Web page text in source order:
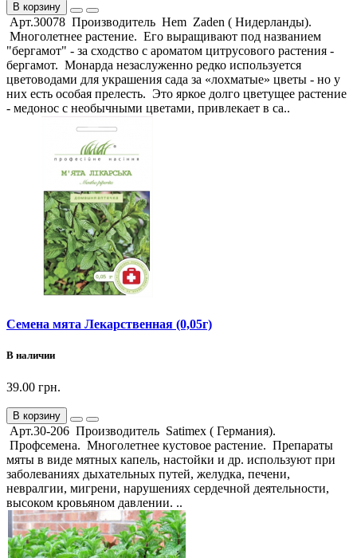
В корзину
Арт.30078 Производитель Hem Zaden ( Нидерланды).
Многолетнее растение. Его выращивают под названием
"бергамот" - за сходство с ароматом цитрусового растения -
бергамот. Монарда незаслуженно редко используется
цветоводами для украшения сада за «лохматые» цветы - но у
них есть особая прелесть. Это яркое долго цветущее растение
- медонос с необычными цветами, привлекает в са..
Семена мята Лекарственная (0,05г)
В наличии
39.00 грн.
В корзину
Арт.30-206 Производитель Satimex ( Германия).
Профсемена. Многолетнее кустовое растение. Препараты
мяты в виде мятных капель, настойки и др. используют при
заболеваниях дыхательных путей, желудка, печени,
невралгии, мигрени, нарушениях сердечной деятельности,
высоком кровьяном давлении. ..